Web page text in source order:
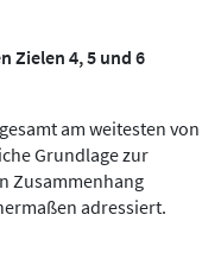
Zielen 4, 5 und 6
am weitesten von
Grundlage zur
Zusammenhang
adressiert.